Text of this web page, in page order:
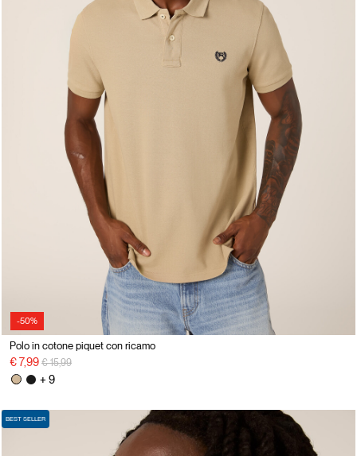
-50%
Polo in cotone piquet con ricamo
€ 7,99 Price reduced from
€ 15,99to
+ 9
BEST SELLER